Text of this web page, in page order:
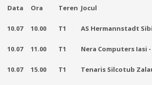
Data Ora Teren Jocul
10.07 10.00 T1 AS Hermannstadt
10.07 11.00 T1 Nera Computers Iasi
10.07 15.00 T1 Tenaris Silcotub